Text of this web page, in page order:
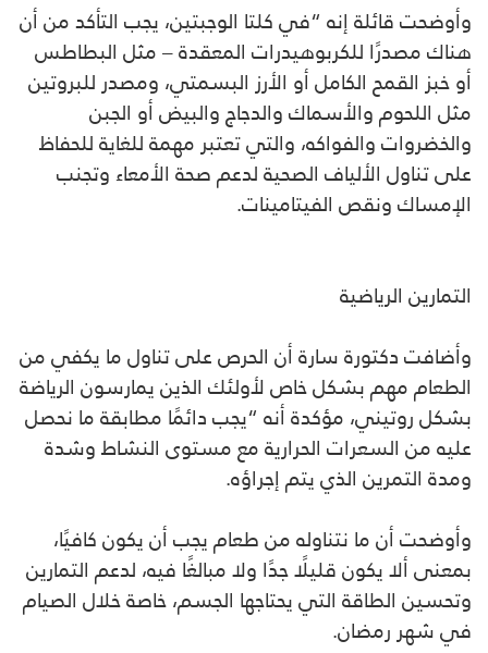
وأوضحت قائلة إنه “في كلتا الوجبتين، يجب التأكد من أن
هناك مصدرًا للكربوهيدرات المعقدة – مثل البطاطس
أو خبز القمح الكامل أو الأرز البسمتي، ومصدر للبروتين
مثل اللحوم والأسماك والدجاج والبيض أو الجبن
والخضروات والفواكه، والتي تعتبر مهمة للغاية للحفاظ
على تناول الألياف الصحية لدعم صحة الأمعاء وتجنب
الإمساك ونقص الفيتامينات.
التمارين الرياضية
وأضافت دكتورة سارة أن الحرص على تناول ما يكفي من
الطعام مهم بشكل خاص لأولئك الذين يمارسون الرياضة
بشكل روتيني، مؤكدة أنه “يجب دائمًا مطابقة ما نحصل
عليه من السعرات الحرارية مع مستوى النشاط وشدة
ومدة التمرين الذي يتم إجراؤه.
وأوضحت أن ما نتناوله من طعام يجب أن يكون كافيًا،
بمعنى ألا يكون قليلًا جدًا ولا مبالغًا فيه، لدعم التمارين
وتحسين الطاقة التي يحتاجها الجسم، خاصة خلال الصيام
في شهر رمضان.